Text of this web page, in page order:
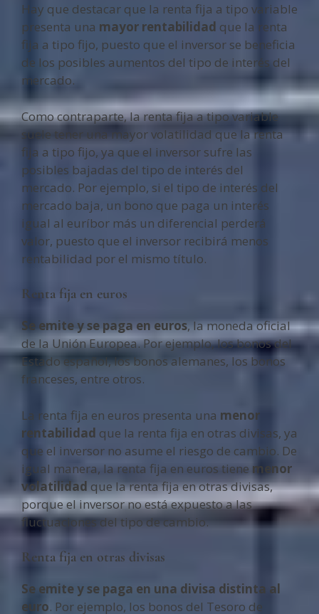
Hay que destacar que la renta fija a tipo variable
presenta una mayor rentabilidad que la renta
fija a tipo fijo, puesto que el inversor se beneficia
de los posibles aumentos del tipo de interés del
mercado.
Como contraparte, la renta fija a tipo variable
suele tener una mayor volatilidad que la renta
fija a tipo fijo, ya que el inversor sufre las
posibles bajadas del tipo de interés del
mercado. Por ejemplo, si el tipo de interés del
mercado baja, un bono que paga un interés
igual al euríbor más un diferencial perderá
valor, puesto que el inversor recibirá menos
rentabilidad por el mismo título.
Renta fija en euros
Se emite y se paga en euros, la moneda oficial
de la Unión Europea. Por ejemplo, los bonos del
Estado español, los bonos alemanes, los bonos
franceses, entre otros.
La renta fija en euros presenta una menor
rentabilidad que la renta fija en otras divisas, ya
que el inversor no asume el riesgo de cambio. De
igual manera, la renta fija en euros tiene menor
volatilidad que la renta fija en otras divisas,
porque el inversor no está expuesto a las
fluctuaciones del tipo de cambio.
Renta fija en otras divisas
Se emite y se paga en una divisa distinta al
euro. Por ejemplo, los bonos del Tesoro de